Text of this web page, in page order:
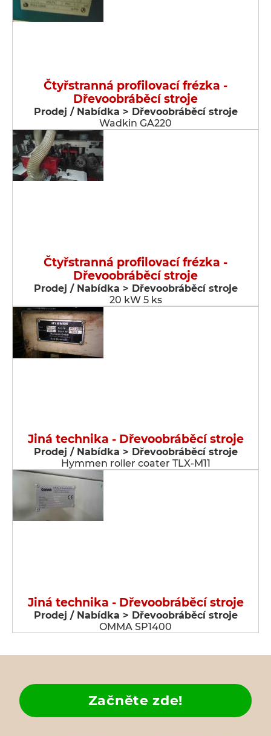
Čtyřstranná profilovací frézka -
Dřevoobráběcí stroje
Prodej / Nabídka > Dřevoobráběcí stroje
Wadkin GA220
Čtyřstranná profilovací frézka -
Dřevoobráběcí stroje
Prodej / Nabídka > Dřevoobráběcí stroje
20 kW 5 ks
Jiná technika - Dřevoobráběcí stroje
Prodej / Nabídka > Dřevoobráběcí stroje
Hymmen roller coater TLX-M11
Jiná technika - Dřevoobráběcí stroje
Prodej / Nabídka > Dřevoobráběcí stroje
OMMA SP1400
Začněte zde!